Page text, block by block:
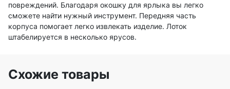
повреждений. Благодаря окошку для ярлыка вы легко
сможете найти нужный инструмент. Передняя часть
корпуса помогает легко извлекать изделие. Лоток
штабелируется в несколько ярусов.
Схожие товары